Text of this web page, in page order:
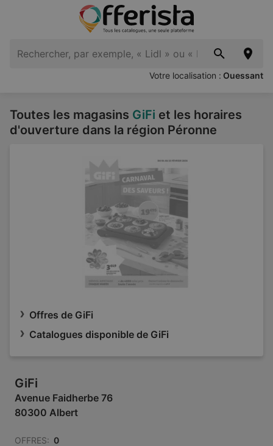
Votre localisation : Ouessant
Toutes les magasins GiFi et les horaires
d'ouverture dans la région Péronne
Offres de GiFi
Catalogues disponible de GiFi
GiFi
Avenue Faidherbe 76
80300 Albert
OFFRES: 0